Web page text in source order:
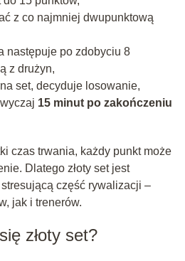
z co najmniej dwupunktową
następuje po zdobyciu 8
z drużyn,
set, decyduje losowanie,
15 minut po zakończeniu
czas trwania, każdy punkt może
Dlatego złoty set jest
część rywalizacji –
jak i trenerów.
złoty set?